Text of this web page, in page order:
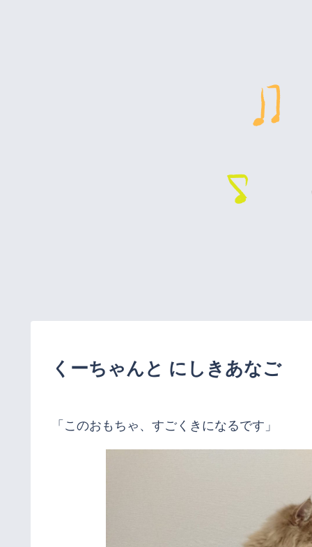
くーちゃんと にしきあなご
「このおもちゃ、すごくきになるです」